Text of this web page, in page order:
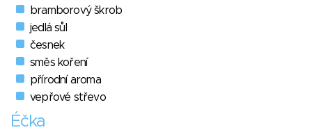
bramborový škrob
jedlá sůl
česnek
směs koření
přírodní aroma
vepřové střevo
Éčka